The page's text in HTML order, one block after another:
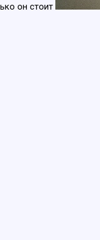
он стоит